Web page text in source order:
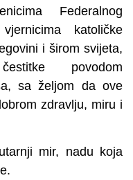
Federalnog
katoličke
i širom svijeta,
povodom
sa željom da ove
zdravlju, miru i
mir, nadu koja